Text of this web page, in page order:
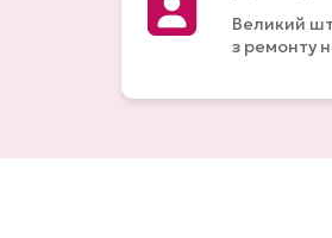
Великий
з ремонту